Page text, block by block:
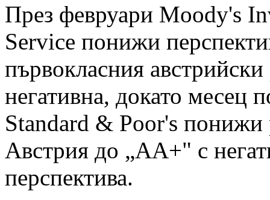
През февруари Moody's
Service понижи
първокласния
негативна, докато месец
Standard & Poor's понижи
Австрия до „АА+" с
перспектива.